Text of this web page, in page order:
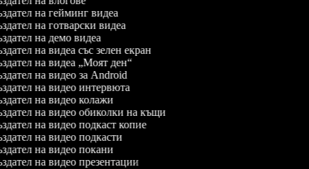
на гейминг видеа
на готварски видеа
на демо видеа
на видеа със зелен екран
на видеа „Моят ден“
на видео за Android
на видео интервюта
на видео колажи
на видео обиколки на къщи
на видео подкаст копие
на видео подкасти
на видео покани
на видео презентации